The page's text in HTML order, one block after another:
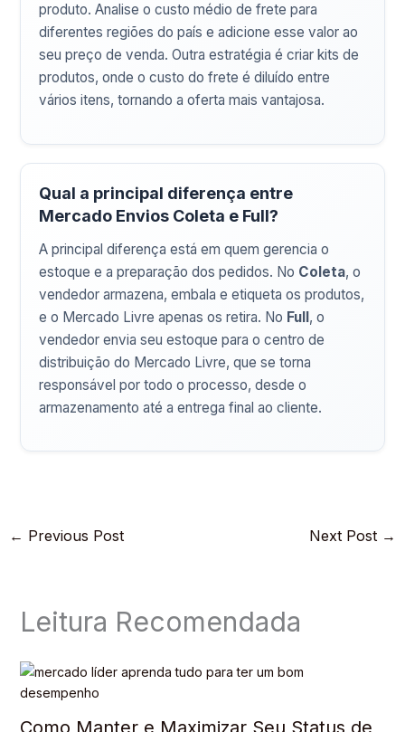
produto. Analise o custo médio de frete para
diferentes regiões do país e adicione esse valor ao
seu preço de venda. Outra estratégia é criar kits de
produtos, onde o custo do frete é diluído entre
vários itens, tornando a oferta mais vantajosa.
Qual a principal diferença entre
Mercado Envios Coleta e Full?
A principal diferença está em quem gerencia o
estoque e a preparação dos pedidos. No Coleta, o
vendedor armazena, embala e etiqueta os produtos,
e o Mercado Livre apenas os retira. No Full, o
vendedor envia seu estoque para o centro de
distribuição do Mercado Livre, que se torna
responsável por todo o processo, desde o
armazenamento até a entrega final ao cliente.
← Previous Post Next Post →
Leitura Recomendada
Como Manter e Maximizar Seu Status de